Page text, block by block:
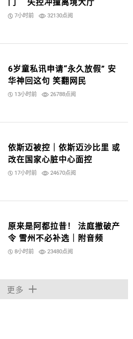
门 失控冲撞离境大厅
7小时前 32130点阅
6岁童私讯申请“永久放假” 安
华神回这句 笑翻网民
13小时前 26788点阅
依斯迈被控｜依斯迈沙比里 或
改在国家心脏中心面控
17小时前 24670点阅
原来是阿都拉昔！ 法庭撤破产
令 雪州不必补选｜附音频
8小时前 23480点阅
更多